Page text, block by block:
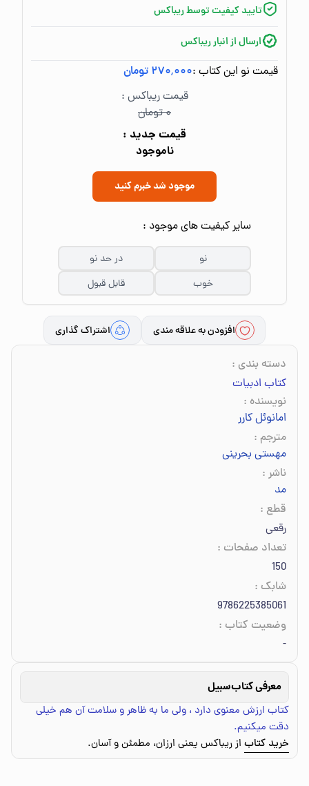
تایید کیفیت توسط ریباکس
ارسال از انبار ریباکس
قیمت نو این کتاب :۲۷۰٬۰۰۰ تومان
قیمت ریباکس :
۰ تومان
قیمت جدید :
ناموجود
موجود شد خبرم کنید
سایر کیفیت های موجود :
نو
در حد نو
خوب
قابل قبول
افزودن به علاقه مندی اشتراک گذاری
دسته بندی :
کتاب ادبیات
نویسنده :
امانوئل کارر
مترجم :
مهستی بحرینی
ناشر :
مد
قطع :
رقعی
تعداد صفحات :
150
شابک :
9786225385061
وضعیت کتاب :
-
معرفی کتابسبیل
کتاب ارزش معنوی دارد ، ولی ما به ظاهر و سلامت آن هم خیلی
دقت میکنیم.
خرید کتاب از ریباکس یعنی ارزان، مطمئن و آسان.